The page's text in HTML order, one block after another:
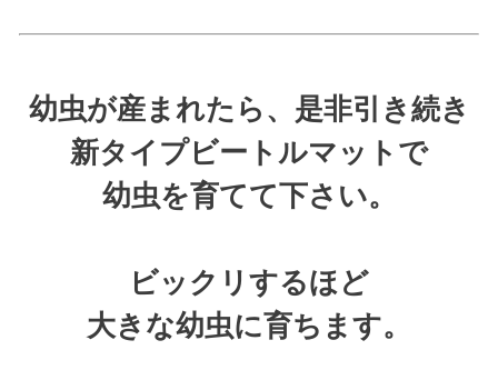
幼虫が産まれたら、是非引き続き
新タイプビートルマットで
幼虫を育てて下さい。
ビックリするほど
大きな幼虫に育ちます。